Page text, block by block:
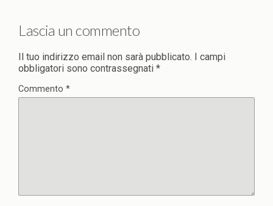
Lascia un commento
Il tuo indirizzo email non sarà pubblicato. I campi
obbligatori sono contrassegnati *
Commento *